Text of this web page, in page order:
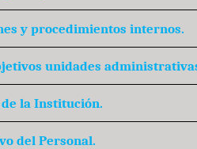
y procedimientos internos.
unidades
la Institución.
del Personal.